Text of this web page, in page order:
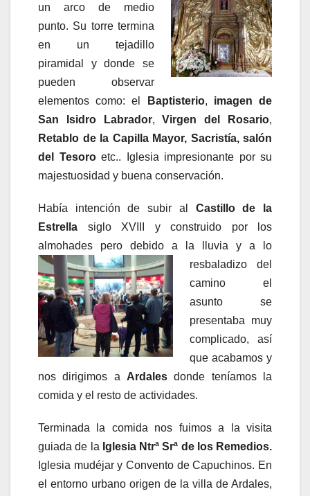
un arco de medio
punto. Su torre termina
en un tejadillo
piramidal y donde se
pueden observar
elementos como: el
Baptisterio, imagen de
San Isidro Labrador,Virgen del Rosario,
Retablo de la Capilla Mayor, Sacristía, salón
del Tesoroetc.. Iglesia impresionante por su
majestuosidad y buena conservación.
Había intención de subir al Castillo de la
Estrella siglo XVIII y construido por los
almohades pero debido a la lluvia y a lo
resbaladizo del
camino el
asunto se
presentaba muy
complicado, así
que acabamos y
nos dirigimos a Ardales donde teníamos la
comida y el resto de actividades.
Terminada la comida nos fuimos a la visita
guiada de la Iglesia Ntrª Srª de los Remedios.
Iglesia mudéjar y Convento de Capuchinos. En
el entorno urbano origen de la villa de Ardales,